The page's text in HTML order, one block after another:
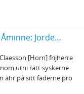
Krister Klasson Horn af Åminne: Jordebok
[Horn] frijherre
uthi rätt syskerne
ähr på sitt faderne pro